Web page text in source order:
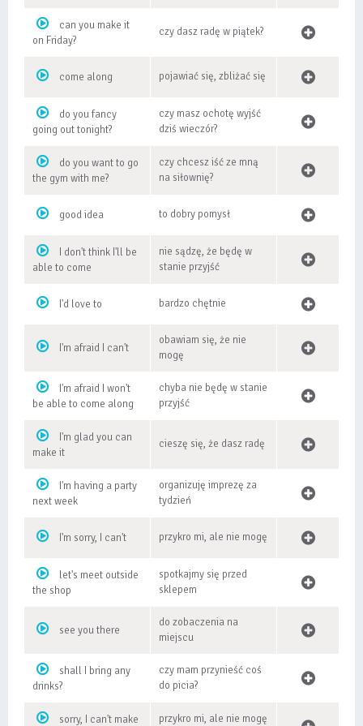
can you make it
on Friday?
czy dasz radę w piątek?
come along pojawiać się, zbliżać się
do you fancy
going out tonight?
czy masz ochotę wyjść
dziś wieczór?
do you want to go
the gym with me?
czy chcesz iść ze mną
na siłownię?
good idea to dobry pomysł
I don't think I'll be
able to come
nie sądzę, że będę w
stanie przyjść
I'd love to bardzo chętnie
I'm afraid I can't
obawiam się, że nie
mogę
I'm afraid I won't
be able to come along
chyba nie będę w stanie
przyjść
I'm glad you can
make it
cieszę się, że dasz radę
I'm having a party
next week
organizuję imprezę za
tydzień
I'm sorry, I can't przykro mi, ale nie mogę
let's meet outside
the shop
spotkajmy się przed
sklepem
see you there
do zobaczenia na
miejscu
shall I bring any
drinks?
czy mam przynieść coś
do picia?
sorry, I can't make przykro mi, ale nie mogę